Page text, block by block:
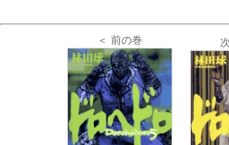
＜ 前の巻